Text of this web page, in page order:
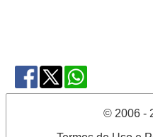
© 2006 -